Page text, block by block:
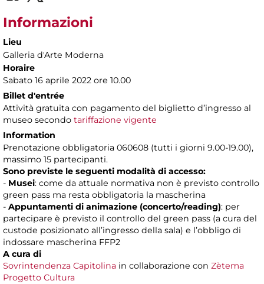
Informazioni
Lieu
Galleria d'Arte Moderna
Horaire
Sabato 16 aprile 2022 ore 10.00
Billet d'entrée
Attività gratuita con pagamento del biglietto d’ingresso al
museo secondo tariffazione vigente
Information
Prenotazione obbligatoria 060608 (tutti i giorni 9.00-19.00),
massimo 15 partecipanti.
Sono previste le seguenti modalità di accesso:
- Musei: come da attuale normativa non è previsto controllo
green pass ma resta obbligatoria la mascherina
- Appuntamenti di animazione (concerto/reading): per
partecipare è previsto il controllo del green pass (a cura del
custode posizionato all’ingresso della sala) e l’obbligo di
indossare mascherina FFP2
A cura di
Sovrintendenza Capitolina in collaborazione con Zètema
Progetto Cultura